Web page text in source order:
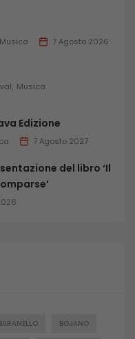
Musica 7 Agosto 2026
Musica
Edizione
7 Agosto 2027
del libro ‘Il
BOJANO